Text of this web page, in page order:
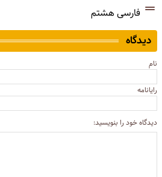
فارسی هشتم
دیدگاه
نام
رایانامه
دیدگاه خود را بنویسید: